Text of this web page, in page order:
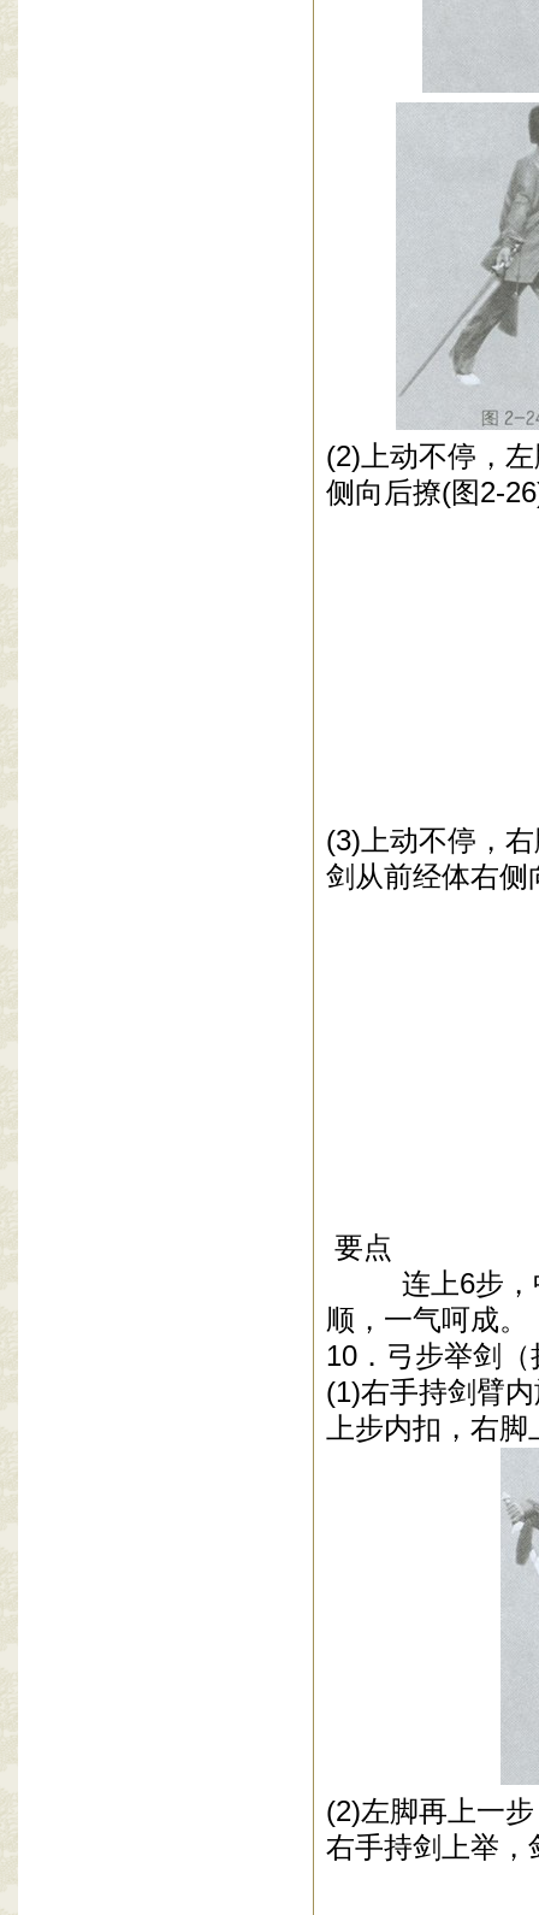
(2) 上动不停，
侧向后撩(图2-
(3) 上动不停，
剑从前经体右侧
要点
连上6步
顺，一气呵成。
10 ．弓步举剑
(1)右手持剑臂
上步内扣，右
(2)左脚再上一
右手持剑上举，